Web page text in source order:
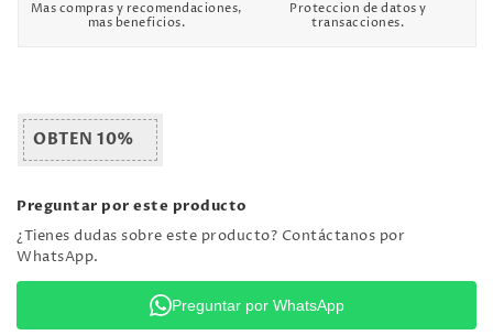
Mas compras y recomendaciones,
mas beneficios.
Proteccion de datos y
transacciones.
OBTEN 10%
Preguntar por este producto
¿Tienes dudas sobre este producto? Contáctanos por
WhatsApp.
Preguntar por WhatsApp